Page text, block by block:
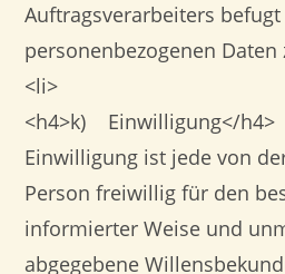
Auftragsverarbeiters
personenbezogenen
<li>
<h4>k) Einwilligung</h4>
Einwilligung ist jede von
Person freiwillig für den
informierter Weise und
abgegebene